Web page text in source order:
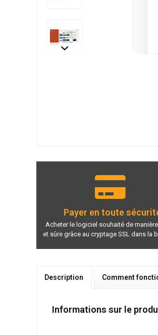
Payer en toute
Acheter le logiciel souhaité de
et sûre grâce au cryptage SSL dans la
Description Comment
Informations sur le